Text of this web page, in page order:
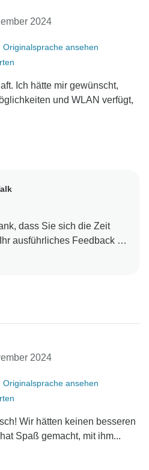
2024
Originalsprache ansehen
Ich hätte mir gewünscht,
und WLAN verfügt,
dass Sie sich die Zeit
ausführliches Feedback zu
hören, dass Ihnen Ihr
klarstellen, um
In unseren
Gäste bei der Buchung
wir auf wichtige Details
in der Wüste
und wir empfehlen, in diesen
für zusätzliche Wärme
während des
hervorzuheben.
2024
Originalsprache ansehen
Wir hätten keinen besseren
Spaß gemacht, mit ihm...